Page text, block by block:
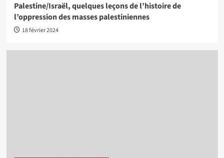
Palestine/Israël, quelques leçons de l’histoire de
l’oppression des masses palestiniennes
18 février 2024